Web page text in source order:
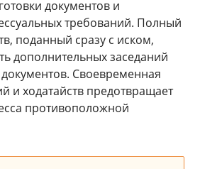
документов и
требований. Полный
поданный сразу с иском,
дополнительных заседаний
Своевременная
и ходатайств предотвращает
противоположной